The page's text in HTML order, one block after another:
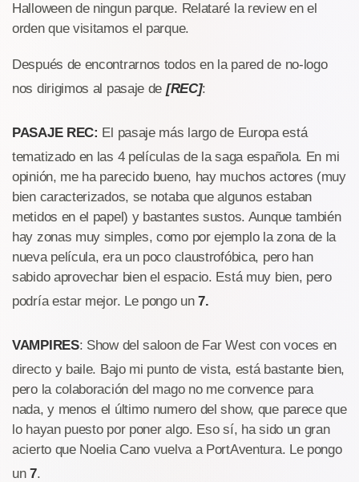
Halloween de ningun parque. Relataré la review en el
orden que visitamos el parque.
Después de encontrarnos todos en la pared de no-logo
nos dirigimos al pasaje de [REC]:
PASAJE REC: El pasaje más largo de Europa está
tematizado en las 4 películas de la saga española. En mi
opinión, me ha parecido bueno, hay muchos actores (muy
bien caracterizados, se notaba que algunos estaban
metidos en el papel) y bastantes sustos. Aunque también
hay zonas muy simples, como por ejemplo la zona de la
nueva película, era un poco claustrofóbica, pero han
sabido aprovechar bien el espacio. Está muy bien, pero
podría estar mejor. Le pongo un7.
VAMPIRES: Show del saloon de Far West con voces en
directo y baile. Bajo mi punto de vista, está bastante bien,
pero la colaboración del mago no me convence para
nada, y menos el último numero del show, que parece que
lo hayan puesto por poner algo. Eso sí, ha sido un gran
acierto que Noelia Cano vuelva a PortAventura. Le pongo
un7.